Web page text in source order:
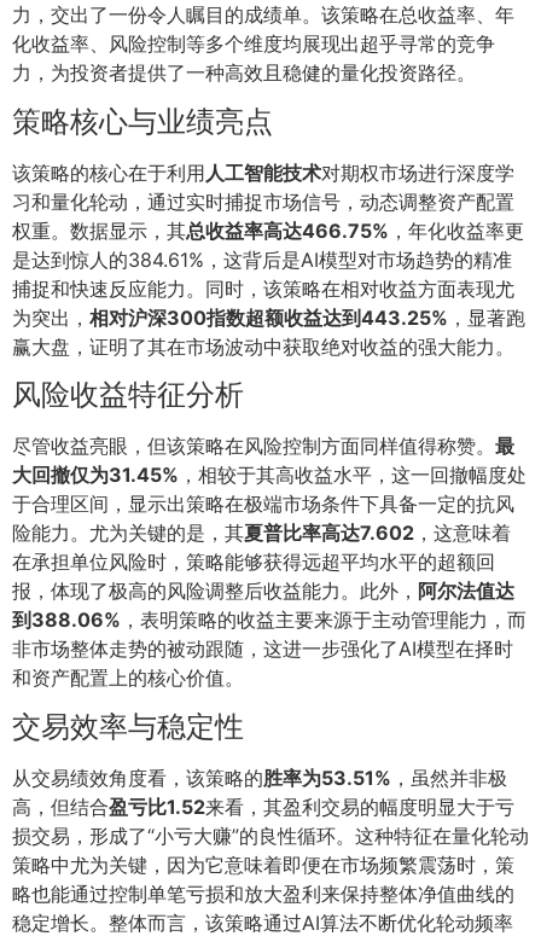
力，交出了一份令人瞩目的成绩单。该策略在总收益率、年
化收益率、风险控制等多个维度均展现出超乎寻常的竞争
力，为投资者提供了一种高效且稳健的量化投资路径。
策略核心与业绩亮点
该策略的核心在于利用 人工智能技术对期权市场进行深度学
习和量化轮动，通过实时捕捉市场信号，动态调整资产配置
权重。数据显示，其总收益率高达466.75% ，年化收益率更
是达到惊人的384.61%，这背后是AI模型对市场趋势的精准
捕捉和快速反应能力。同时，该策略在相对收益方面表现尤
为突出， 相对沪深300指数超额收益达到443.25% ，显著跑
赢大盘，证明了其在市场波动中获取绝对收益的强大能力。
风险收益特征分析
尽管收益亮眼，但该策略在风险控制方面同样值得称赞。 最
大回撤仅为31.45% ，相较于其高收益水平，这一回撤幅度处
于合理区间，显示出策略在极端市场条件下具备一定的抗风
险能力。尤为关键的是，其夏普比率高达7.602 ，这意味着
在承担单位风险时，策略能够获得远超平均水平的超额回
报，体现了极高的风险调整后收益能力。此外， 阿尔法值达
到388.06% ，表明策略的收益主要来源于主动管理能力，而
非市场整体走势的被动跟随，这进一步强化了AI模型在择时
和资产配置上的核心价值。
交易效率与稳定性
从交易绩效角度看，该策略的胜率为53.51% ，虽然并非极
高，但结合盈亏比1.52来看，其盈利交易的幅度明显大于亏
损交易，形成了“小亏大赚”的良性循环。这种特征在量化轮动
策略中尤为关键，因为它意味着即便在市场频繁震荡时，策
略也能通过控制单笔亏损和放大盈利来保持整体净值曲线的
稳定增长。整体而言，该策略通过AI算法不断优化轮动频率